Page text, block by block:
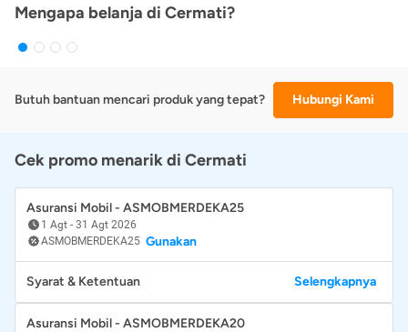
Mengapa belanja di Cermati?
Butuh bantuan mencari produk yang tepat? Hubungi Kami
Cek promo menarik di Cermati
Asuransi Mobil - ASMOBMERDEKA25
1 Agt - 31 Agt 2026
ASMOBMERDEKA25 Gunakan
Syarat & Ketentuan Selengkapnya
Asuransi Mobil - ASMOBMERDEKA20